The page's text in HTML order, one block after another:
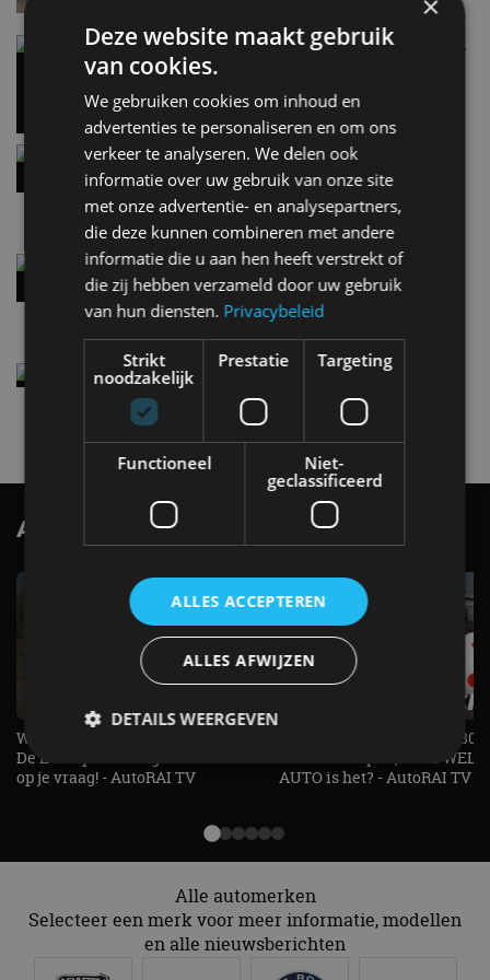
Carbon fibre op je laadkabel: nergens voor nodig,
en precies daarom geweldig
Hennessey Blackbird krijgt atmosferische V8 en
handbak: soms is eenvoud leuker
5 aug
Audi A2 e-Tron mikt op verbruik van 12,8 kWh
per 100 kilometer
4 aug
Elektrische Geely E2 (tijdelijk) net zo goedkoop
als een Renault Twingo
AutoRAI.nl TV SUBSCRIBE
Welke elektrische auto past bij jou?
De EV Experience geeft antwoord
op je vraag! - AutoRAI TV
1.500 KG Trekgewicht & 380
elektrische pk's, maar
AUTO is het? - AutoRAI TV
Alle automerken
Selecteer een merk voor meer informatie, modellen
en alle nieuwsberichten
Deze website maakt gebruik
van cookies.
We gebruiken cookies om inhoud en
advertenties te personaliseren en om ons
verkeer te analyseren. We delen ook
informatie over uw gebruik van onze site
met onze advertentie- en analysepartners,
die deze kunnen combineren met andere
informatie die u aan hen heeft verstrekt of
die zij hebben verzameld door uw gebruik
van hun diensten. Privacybeleid
Strikt
noodzakelijk
Prestatie Targeting
Functioneel
Niet-
geclassificeerd
ALLES ACCEPTEREN
ALLES AFWIJZEN
DETAILS WEERGEVEN
Functioneel
Niet-geclassificeerd
kernfunctionaliteiten van de website mogelijk, zoals
gebruikersaanmelding en accountbeheer. De
website kan niet goed worden gebruikt zonder de
strikt noodzakelijke cookies.